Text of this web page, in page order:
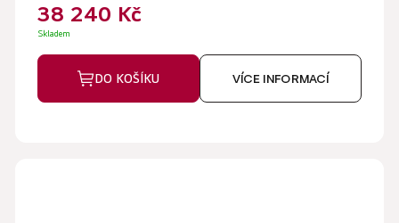
38 240 Kč
Skladem
DO KOŠÍKU VÍCE INFORMACÍ